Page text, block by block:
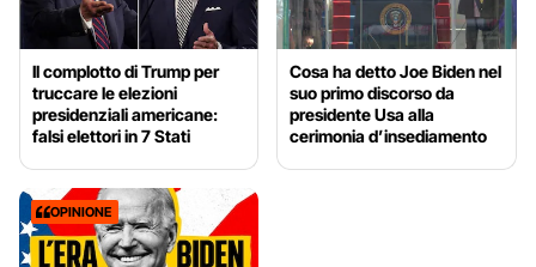
Il complotto di Trump per
truccare le elezioni
presidenziali americane:
falsi elettori in 7 Stati
Cosa ha detto Joe Biden nel
suo primo discorso da
presidente Usa alla
cerimonia d’insediamento
OPINIONE